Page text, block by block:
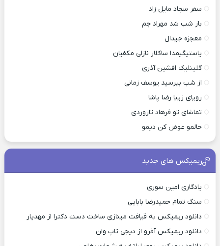
سفر سجاد مایل زاد
باز شب شد مهراد جم
معجزه جیدال
یاستیگیمدا ساکلار نازلی مکفیان
گلینلیک افشین آذری
از شب بپرسید یوسف زمانی
رویای زیبا رضا پاشا
تماشای تو فرهاد تاروردی
حالمو عوض کن دیمو
ریمیکس های جدید
یادگاری امین سوری
سنگ تمام حمیدرضا بابایی
دانلود ریمیکس به قیافت مینازی ساخت دست دکترا از مهدیار
دانلود ریمیکس آفرو از ديجی تاپ وان